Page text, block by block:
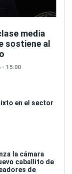
media
sostiene al
- 15:00
en el sector
la cámara
caballito de
de